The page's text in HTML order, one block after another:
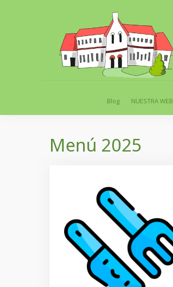
Blog NUESTRA WEB
Menú 2025